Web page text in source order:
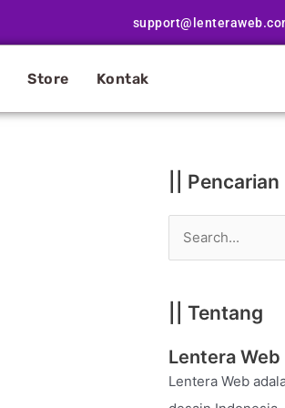
Store Kontak
|| Pencarian
r
c
h
|| Tentang
Lentera Web
Lentera Web
|
t
g
i